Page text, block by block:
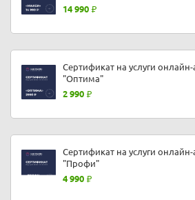
14 990
Сертификат на услуги
"Оптима"
2 990
Сертификат на услуги
"Профи"
4 990